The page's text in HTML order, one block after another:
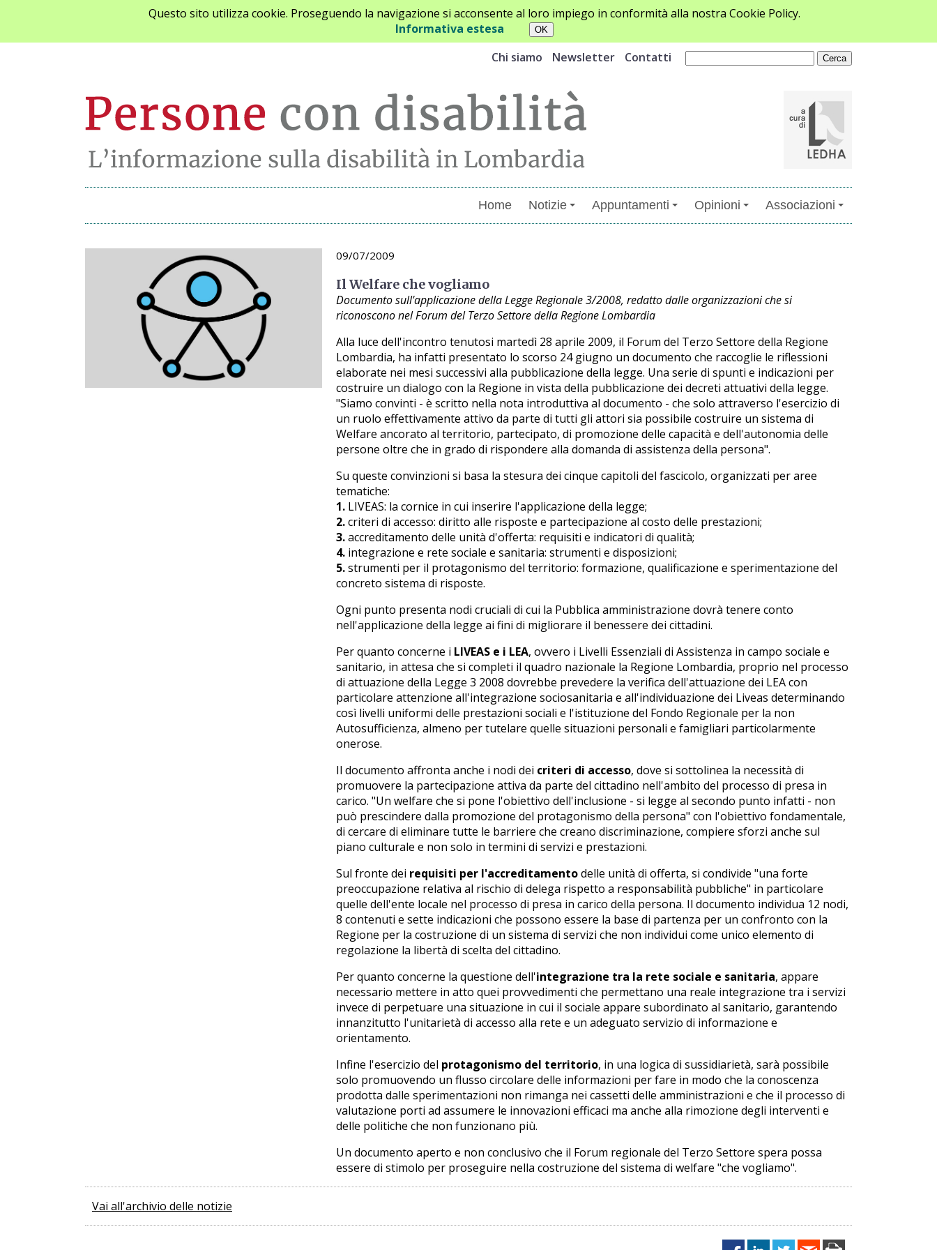
Questo sito utilizza cookie. Proseguendo la navigazione si acconsente al loro impiego in conformità alla nostra Cookie Policy.
Informativa estesa
Chi siamo
Newsletter Contatti
Home Notizie Appuntamenti Opinioni Associazioni
Archivio notizie 09/07/2009
Il Welfare che vogliamo
Documento sull'applicazione della Legge Regionale 3/2008, redatto dalle organizzazioni che si
riconoscono nel Forum del Terzo Settore della Regione Lombardia
Alla luce dell'incontro tenutosi martedì 28 aprile 2009, il Forum del Terzo Settore della Regione
Lombardia, ha infatti presentato lo scorso 24 giugno un documento che raccoglie le riflessioni
elaborate nei mesi successivi alla pubblicazione della legge. Una serie di spunti e indicazioni per
costruire un dialogo con la Regione in vista della pubblicazione dei decreti attuativi della legge.
"Siamo convinti - è scritto nella nota introduttiva al documento - che solo attraverso l'esercizio di
un ruolo effettivamente attivo da parte di tutti gli attori sia possibile costruire un sistema di
Welfare ancorato al territorio, partecipato, di promozione delle capacità e dell'autonomia delle
persone oltre che in grado di rispondere alla domanda di assistenza della persona".
Su queste convinzioni si basa la stesura dei cinque capitoli del fascicolo, organizzati per aree
tematiche:
1. LIVEAS: la cornice in cui inserire l'applicazione della legge;
2.criteri di accesso: diritto alle risposte e partecipazione al costo delle prestazioni;
3.accreditamento delle unità d'offerta: requisiti e indicatori di qualità;
4. integrazione e rete sociale e sanitaria: strumenti e disposizioni;
5.strumenti per il protagonismo del territorio: formazione, qualificazione e sperimentazione del
concreto sistema di risposte.
Ogni punto presenta nodi cruciali di cui la Pubblica amministrazione dovrà tenere conto
nell'applicazione della legge ai fini di migliorare il benessere dei cittadini.
Per quanto concerne i LIVEAS e i LEA, ovvero i Livelli Essenziali di Assistenza in campo sociale e
sanitario, in attesa che si completi il quadro nazionale la Regione Lombardia, proprio nel processo
di attuazione della Legge 3 2008 dovrebbe prevedere la verifica dell'attuazione dei LEA con
particolare attenzione all'integrazione sociosanitaria e all'individuazione dei Liveas determinando
così livelli uniformi delle prestazioni sociali e l'istituzione del Fondo Regionale per la non
Autosufficienza, almeno per tutelare quelle situazioni personali e famigliari particolarmente
onerose.
Il documento affronta anche i nodi dei criteri di accesso, dove si sottolinea la necessità di
promuovere la partecipazione attiva da parte del cittadino nell'ambito del processo di presa in
carico. "Un welfare che si pone l'obiettivo dell'inclusione - si legge al secondo punto infatti - non
può prescindere dalla promozione del protagonismo della persona" con l'obiettivo fondamentale,
di cercare di eliminare tutte le barriere che creano discriminazione, compiere sforzi anche sul
piano culturale e non solo in termini di servizi e prestazioni.
Sul fronte dei requisiti per l'accreditamentodelle unità di offerta, si condivide "una forte
preoccupazione relativa al rischio di delega rispetto a responsabilità pubbliche" in particolare
quelle dell'ente locale nel processo di presa in carico della persona. Il documento individua 12 nodi,
8 contenuti e sette indicazioni che possono essere la base di partenza per un confronto con la
Regione per la costruzione di un sistema di servizi che non individui come unico elemento di
regolazione la libertà di scelta del cittadino.
Per quanto concerne la questione dell'integrazione tra la rete sociale e sanitaria, appare
necessario mettere in atto quei provvedimenti che permettano una reale integrazione tra i servizi
invece di perpetuare una situazione in cui il sociale appare subordinato al sanitario, garantendo
innanzitutto l'unitarietà di accesso alla rete e un adeguato servizio di informazione e
orientamento.
Infine l'esercizio del protagonismo del territorio, in una logica di sussidiarietà, sarà possibile
solo promuovendo un flusso circolare delle informazioni per fare in modo che la conoscenza
prodotta dalle sperimentazioni non rimanga nei cassetti delle amministrazioni e che il processo di
valutazione porti ad assumere le innovazioni efficaci ma anche alla rimozione degli interventi e
delle politiche che non funzionano più.
Un documento aperto e non conclusivo che il Forum regionale del Terzo Settore spera possa
essere di stimolo per proseguire nella costruzione del sistema di welfare "che vogliamo".
Vai all'archivio delle notizie